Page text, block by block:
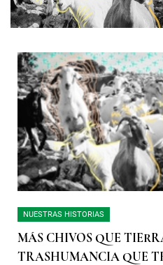
NUESTRAS HISTORIAS
MÁS CHIVOS QUE
TRASHUMANCIA QUE